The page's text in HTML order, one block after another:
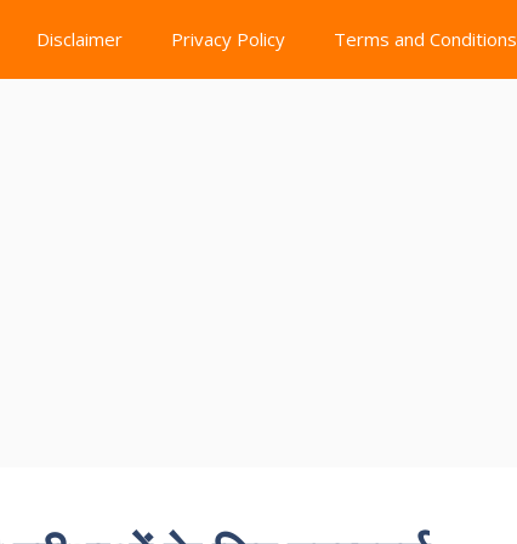
Disclaimer Privacy Policy Terms and Conditions